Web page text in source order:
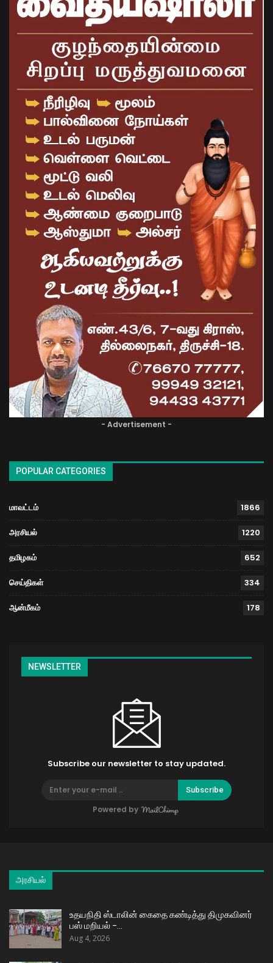
- Advertisement -
POPULAR CATEGORIES
மாவட்டம் 1866
அரசியல் 1220
தமிழகம் 652
செய்திகள் 334
ஆன்மீகம் 178
NEWSLETTER
Subscribe our newsletter to stay updated.
Subscribe
Powered by
அரசியல்
உதயநிதி ஸ்டாலின் கைதை கண்டித்து திமுகவினர்
பஸ் மறியல் –…
Aug 4, 2026